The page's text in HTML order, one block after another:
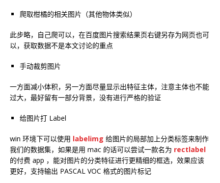
爬取柑橘的相关图片（其他物体类似）
此步略，自己爬可以，在百度图片搜索结果页右键另存为网页也可
以，获取数据不是本文讨论的重点
手动裁剪图片
一方面减小体积，另一方面尽量显示出特征主体，注意主体也不能
过大，最好留有一部分背景，没有进行严格的验证
给图片打 Label
win 环境下可以使用 labelimg 给图片的局部加上分类标签来制作
我们的数据集，如果是用 mac 的话可以尝试一款名为 rectlabel
的付费 app ，能对图片的分类特征进行更精细的框选，效果应该
更好，支持输出 PASCAL VOC 格式的图片标记